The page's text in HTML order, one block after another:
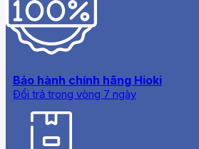
Bảo hành chính hãng Hioki
Đổi trả trong vòng 7 ngày